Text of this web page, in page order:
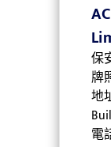
保
牌
地
電